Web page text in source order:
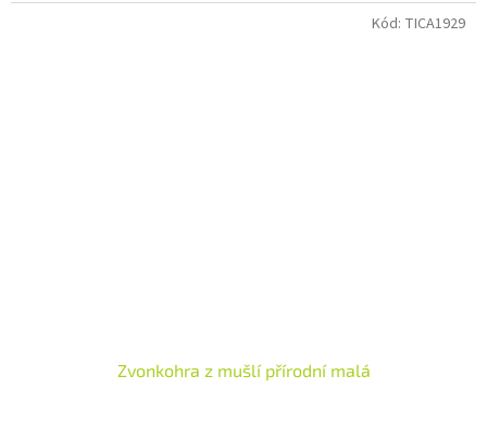
Zvonkohra z mušlí přírodní malá
Kód: TICA1929